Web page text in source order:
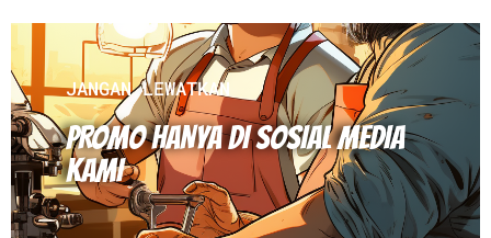
JANGAN LEWATKAN
PROMO HANYA DI SOSIAL MEDIA
KAMI